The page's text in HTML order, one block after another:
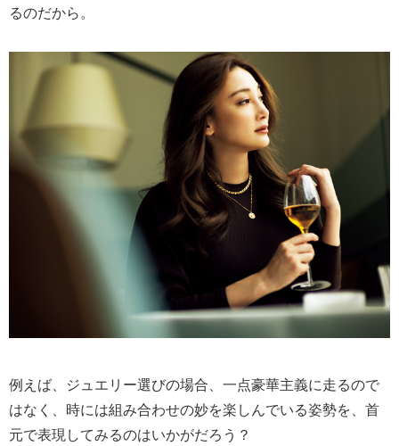
るのだから。
例えば、ジュエリー選びの場合、一点豪華主義に走るので
はなく、時には組み合わせの妙を楽しんでいる姿勢を、首
元で表現してみるのはいかがだろう？